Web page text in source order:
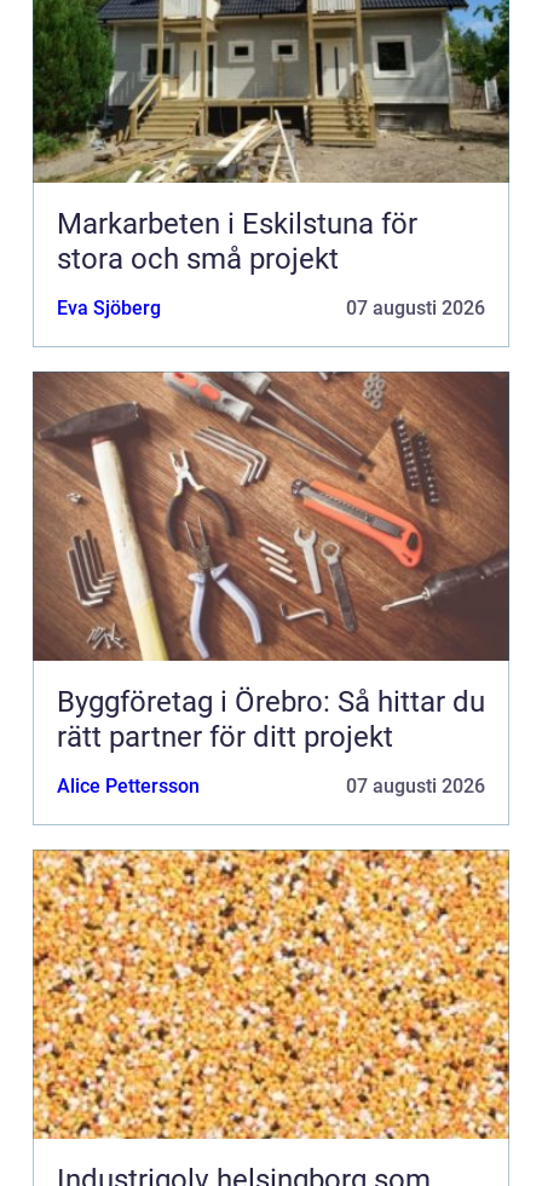
Markarbeten i Eskilstuna för
stora och små projekt
Eva Sjöberg 07 augusti 2026
Byggföretag i Örebro: Så hittar du
rätt partner för ditt projekt
Alice Pettersson 07 augusti 2026